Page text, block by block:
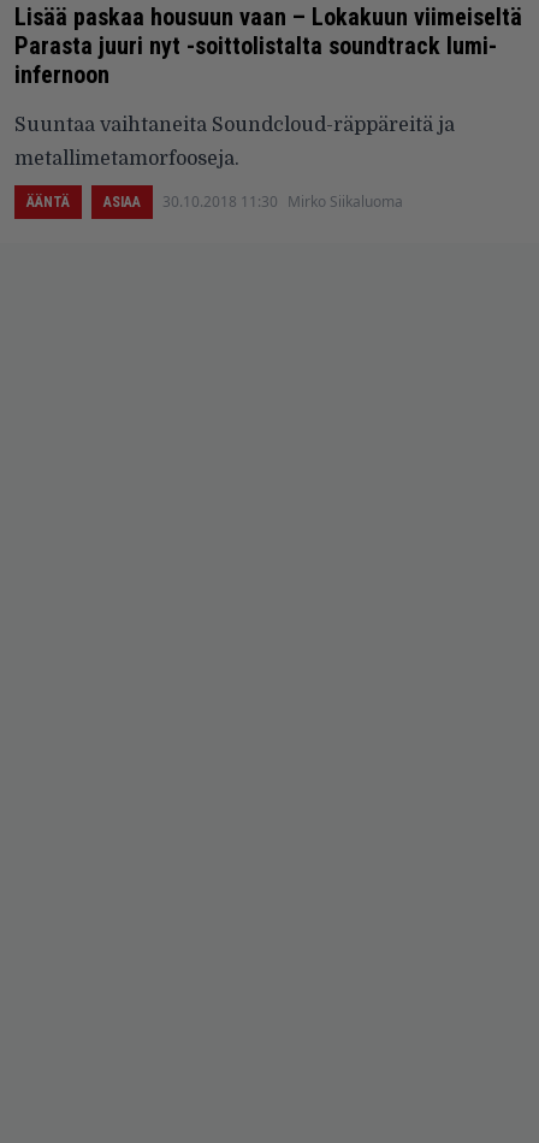
Lisää paskaa housuun vaan – Lokakuun viimeiseltä
Parasta juuri nyt -soittolistalta soundtrack lumi-
infernoon
Suuntaa vaihtaneita Soundcloud-räppäreitä ja
metallimetamorfooseja.
ÄÄNTÄ ASIAA 30.10.2018 11:30 Mirko Siikaluoma